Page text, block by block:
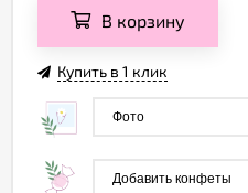
В корзину
Купить в 1 клик